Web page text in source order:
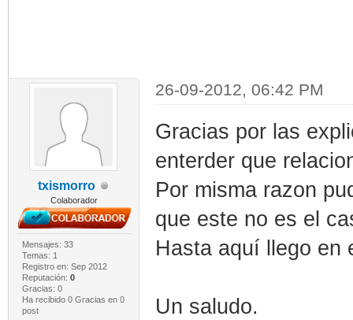
txismorro
Colaborador
Mensajes: 33
Temas: 1
Registro en: Sep 2012
Reputación: 0
Gracias: 0
Ha recibido 0 Gracias en 0
post
26-09-2012, 06:42 PM
Gracias por las
enterder que
Por misma razon
que este no es el
Hasta aquí llego en
Un saludo.